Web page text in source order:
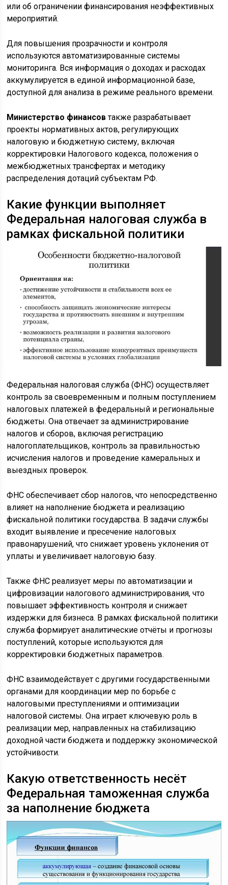
или об ограничении финансирования неэффективных
мероприятий.
Для повышения прозрачности и контроля
используются автоматизированные системы
мониторинга. Вся информация о доходах и расходах
аккумулируется в единой информационной базе,
доступной для анализа в режиме реального времени.
Министерство финансовтакже разрабатывает
проекты нормативных актов, регулирующих
налоговую и бюджетную систему, включая
корректировки Налогового кодекса, положения о
межбюджетных трансфертах и методику
распределения дотаций субъектам РФ.
Какие функции выполняет
Федеральная налоговая служба в
рамках фискальной политики
Федеральная налоговая служба (ФНС) осуществляет
контроль за своевременным и полным поступлением
налоговых платежей в федеральный и региональные
бюджеты. Она отвечает за администрирование
налогов и сборов, включая регистрацию
налогоплательщиков, контроль за правильностью
исчисления налогов и проведение камеральных и
выездных проверок.
ФНС обеспечивает сбор налогов, что непосредственно
влияет на наполнение бюджета и реализацию
фискальной политики государства. В задачи службы
входит выявление и пресечение налоговых
правонарушений, что снижает уровень уклонения от
уплаты и увеличивает налоговую базу.
Также ФНС реализует меры по автоматизации и
цифровизации налогового администрирования, что
повышает эффективность контроля и снижает
издержки для бизнеса. В рамках фискальной политики
служба формирует аналитические отчёты и прогнозы
поступлений, которые используются для
корректировки бюджетных параметров.
ФНС взаимодействует с другими государственными
органами для координации мер по борьбе с
налоговыми преступлениями и оптимизации
налоговой системы. Она играет ключевую роль в
реализации мер, направленных на стабилизацию
доходной части бюджета и поддержку экономической
устойчивости.
Какую ответственность несёт
Федеральная таможенная служба
за наполнение бюджета